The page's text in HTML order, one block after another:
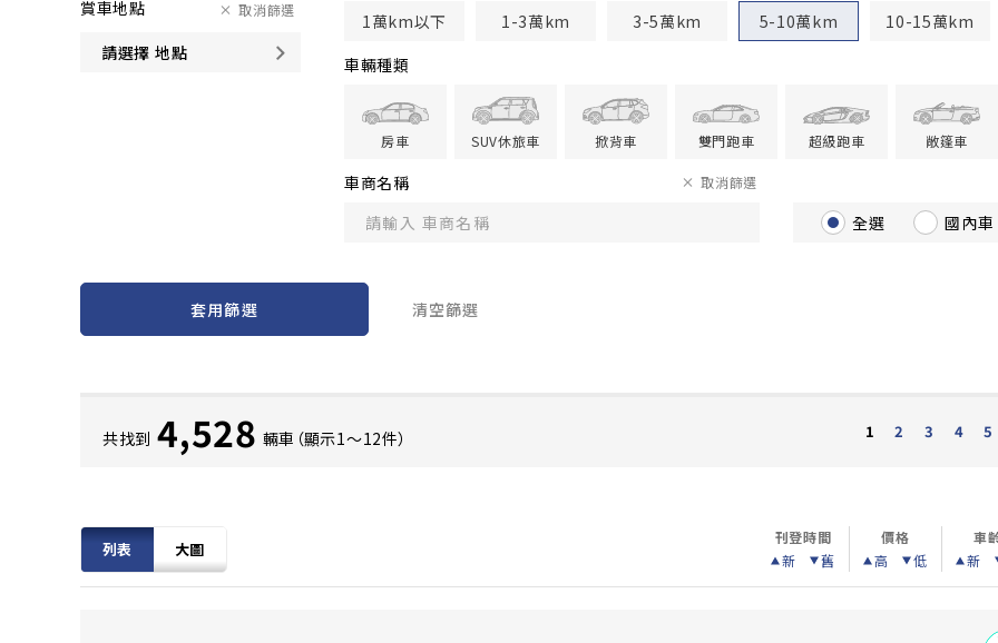
賞車地點
請選擇 地點
取消篩選
1萬km以下
1-3萬km 3-5萬km 5-10萬km
10-15萬km
車輛種類
房車 SUV休旅車 掀背車 雙門跑車 超級跑車 敞篷車
車商名稱 取消篩選
全選 國內車
套用篩選 清空篩選
共找到 4,528 輛車（顯示1〜12件） 1 2 3 4 5
列表 大圖
刊登時間
新
舊
價格
高
低
車
新